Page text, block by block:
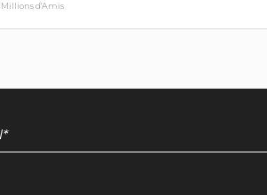
Millions d'Amis